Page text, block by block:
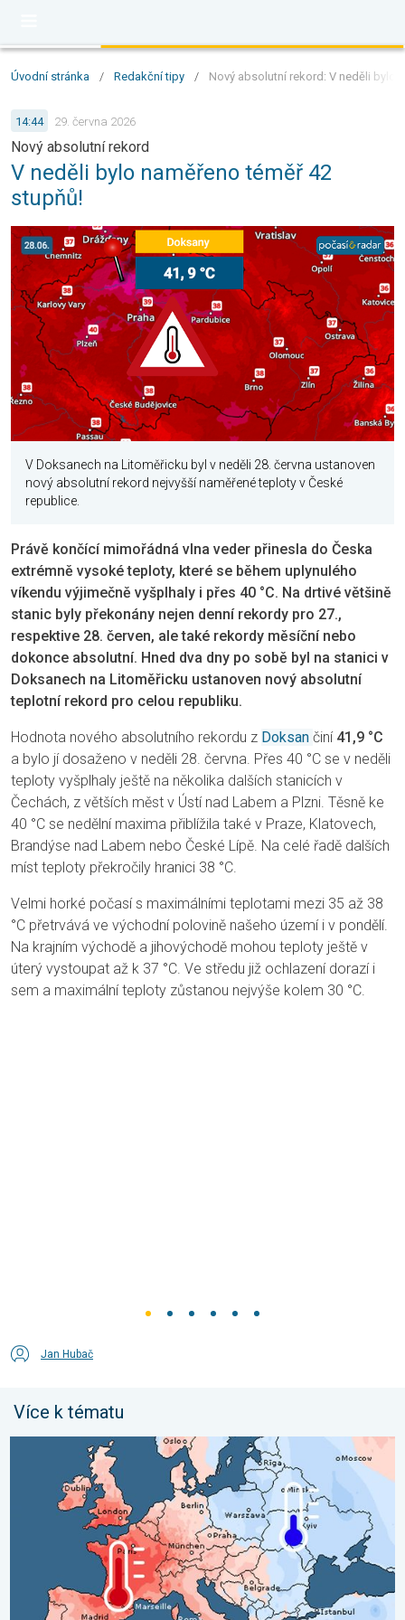
Úvodní stránka / Redakční tipy / Nový absolutní rekord: V neděli bylo
14:44 29. června 2026
Nový absolutní rekord
V neděli bylo naměřeno téměř 42
stupňů!
V Doksanech na Litoměřicku byl v neděli 28. června ustanoven
nový absolutní rekord nejvyšší naměřené teploty v České
republice.
Právě končící mimořádná vlna veder přinesla do Česka
extrémně vysoké teploty, které se během uplynulého
víkendu výjimečně vyšplhaly i přes 40 °C. Na drtivé většině
stanic byly překonány nejen denní rekordy pro 27.,
respektive 28. červen, ale také rekordy měsíční nebo
dokonce absolutní. Hned dva dny po sobě byl na stanici v
Doksanech na Litoměřicku ustanoven nový absolutní
teplotní rekord pro celou republiku.
Hodnota nového absolutního rekordu z Doksan činí 41,9 °C
a bylo jí dosaženo v neděli 28. června. Přes 40 °C se v neděli
teploty vyšplhaly ještě na několika dalších stanicích v
Čechách, z větších měst v Ústí nad Labem a Plzni. Těsně ke
40 °C se nedělní maxima přiblížila také v Praze, Klatovech,
Brandýse nad Labem nebo České Lípě. Na celé řadě dalších
míst teploty překročily hranici 38 °C.
Velmi horké počasí s maximálními teplotami mezi 35 až 38
°C přetrvává ve východní polovině našeho území i v pondělí.
Na krajním východě a jihovýchodě mohou teploty ještě v
úterý vystoupat až k 37 °C. Ve středu již ochlazení dorazí i
sem a maximální teploty zůstanou nejvýše kolem 30 °C.
Jan Hubač
Více k tématu
Shrnutí července v Evropě. Rozdíl v teplotách. . . pondělí 3.